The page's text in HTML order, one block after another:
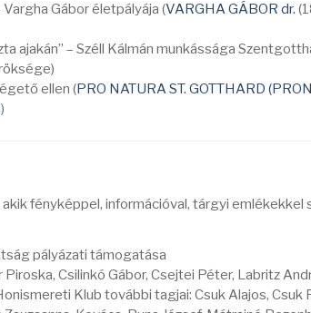
Gábor életpályája (VARGHA GÁBOR dr.
ajakán” – Széll Kálmán munkássága
ellen (PRO NATURA ST. GOTTHARD
)
fényképpel, információval, tárgyi
pályázati támogatása
Csilinkó Gábor, Csejtei Péter, Labritz
Klub további tagjai: Csuk Alajos, Csuk